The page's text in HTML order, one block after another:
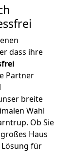
dass ihre
Partner
breite
Wahl
Ob Sie
Haus
für